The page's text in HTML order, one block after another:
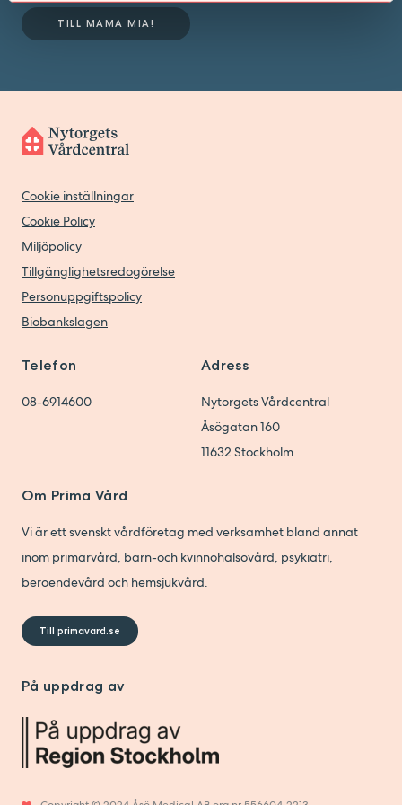
TILL MAMA MIA!
Cookie inställningar
Cookie Policy
Miljöpolicy
Tillgänglighetsredogörelse
Personuppgiftspolicy
Biobankslagen
Telefon
08-6914600
Adress
Nytorgets Vårdcentral
Åsögatan 160
11632 Stockholm
Om Prima Vård
Vi är ett svenskt vårdföretag med verksamhet bland annat
inom primärvård, barn-och kvinnohälsovård, psykiatri,
beroendevård och hemsjukvård.
Till primavard.se
På uppdrag av